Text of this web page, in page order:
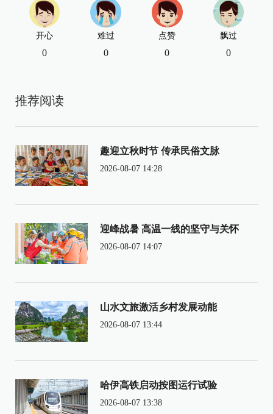
开心
0
难过
0
点赞
0
飘过
0
推荐阅读
趣迎立秋时节 传承民俗文脉
2026-08-07 14:28
迎峰战暑 高温一线的坚守与关怀
2026-08-07 14:07
山水文旅激活乡村发展动能
2026-08-07 13:44
哈伊高铁启动按图运行试验
2026-08-07 13:38